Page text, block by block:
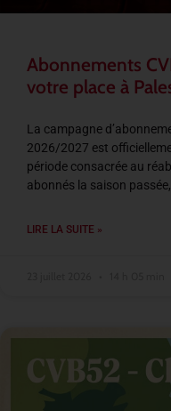
Abonnements
votre place à
La campagne
2026/2027 est
période consacrée au
abonnés la saison
LIRE LA SUITE »